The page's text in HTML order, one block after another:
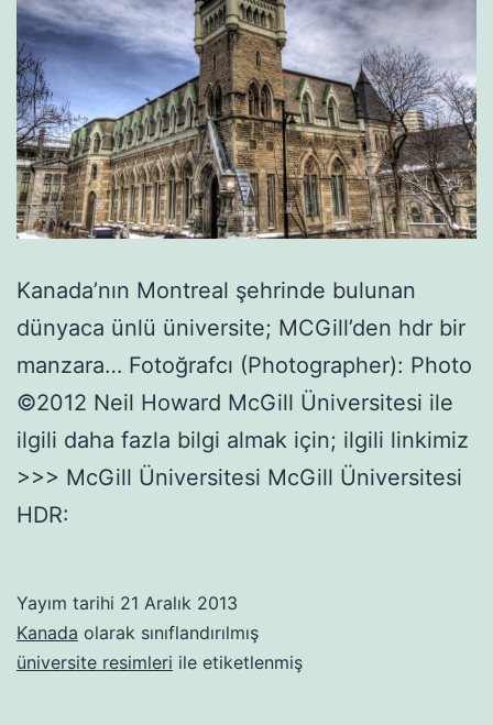
Kanada’nın Montreal şehrinde bulunan
dünyaca ünlü üniversite; MCGill’den hdr bir
manzara… Fotoğrafcı (Photographer): Photo
©2012 Neil Howard McGill Üniversitesi ile
ilgili daha fazla bilgi almak için; ilgili linkimiz
>>> McGill Üniversitesi McGill Üniversitesi
HDR:
Yayım tarihi 21 Aralık 2013
Kanada olarak sınıflandırılmış
üniversite resimleri ile etiketlenmiş